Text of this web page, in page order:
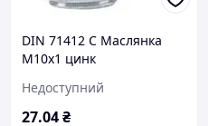
DIN 71412 C Маслянка
М10х1 цинк
Недоступний
27.04₴